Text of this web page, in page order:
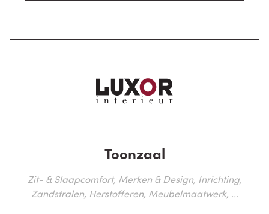
Toonzaal
Zit- & Slaapcomfort, Merken & Design, Inrichting,
Zandstralen, Herstofferen, Meubelmaatwerk, ...